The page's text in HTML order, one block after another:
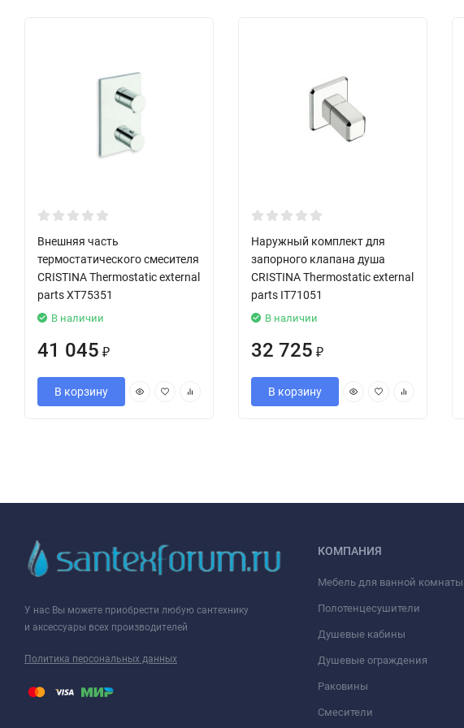
Внешняя часть
термостатического смесителя
CRISTINA Thermostatic external
parts XT75351
В наличии
41 045 ₽
В корзину
Наружный комплект для
запорного клапана душа
CRISTINA Thermostatic external
parts IT71051
В наличии
32 725 ₽
В корзину
У нас Вы можете приобрести любую сантехнику
и аксессуары всех производителей
Политика персональных данных
КОМПАНИЯ
Мебель для ванной комнаты
Полотенцесушители
Душевые кабины
Душевые ограждения
Раковины
Смесители